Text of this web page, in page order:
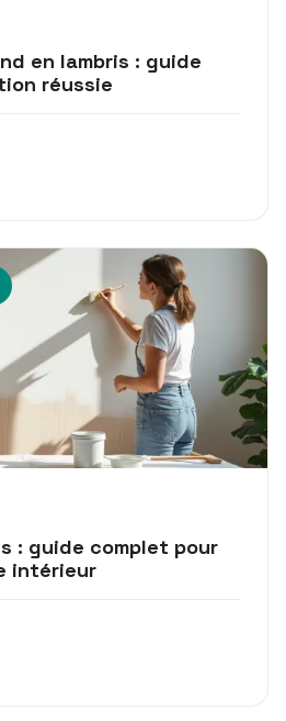
en lambris : guide
réussie
: guide complet pour
intérieur